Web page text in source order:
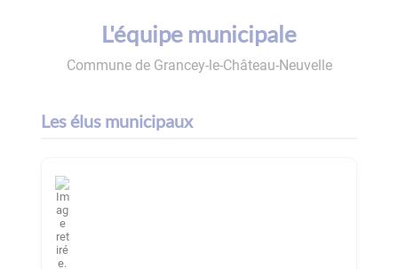
L'équipe municipale
Commune de Grancey-le-Château-Neuvelle
Les élus municipaux